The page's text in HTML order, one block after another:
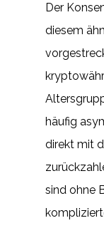
Der
diesem
häufig
direkt mit
sind ohne